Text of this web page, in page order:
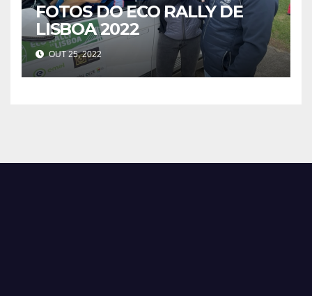
FOTOS DO ECO RALLY DE
LISBOA 2022
OUT 25, 2022